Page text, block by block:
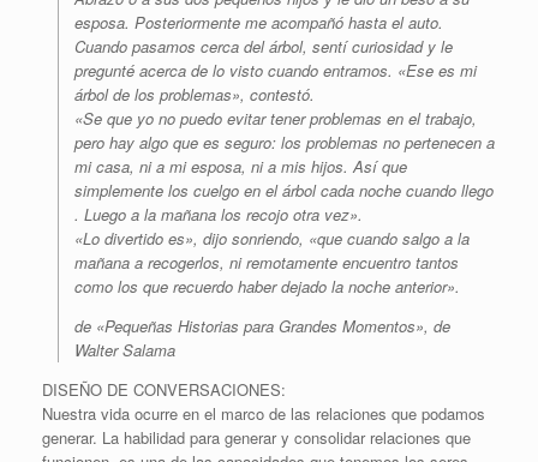
esposa. Posteriormente me acompañó hasta el auto.
Cuando pasamos cerca del árbol, sentí curiosidad y le
pregunté acerca de lo visto cuando entramos. «Ese es mi
árbol de los problemas», contestó.
«Se que yo no puedo evitar tener problemas en el trabajo,
pero hay algo que es seguro: los problemas no pertenecen a
mi casa, ni a mi esposa, ni a mis hijos. Así que
simplemente los cuelgo en el árbol cada noche cuando llego
. Luego a la mañana los recojo otra vez».
«Lo divertido es», dijo sonriendo, «que cuando salgo a la
mañana a recogerlos, ni remotamente encuentro tantos
como los que recuerdo haber dejado la noche anterior».
de «Pequeñas Historias para Grandes Momentos», de
Walter Salama
DISEÑO DE CONVERSACIONES:
Nuestra vida ocurre en el marco de las relaciones que podamos
generar. La habilidad para generar y consolidar relaciones que